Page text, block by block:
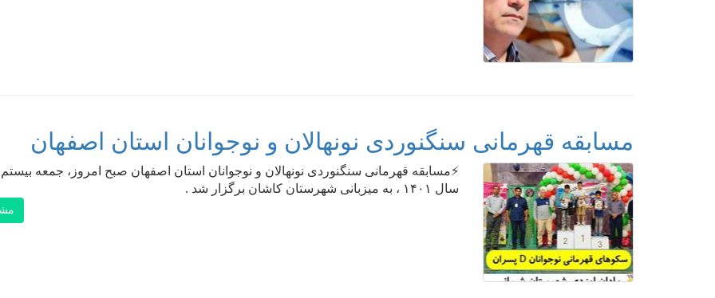
مسابقه قهرمانی سنگنوردی نونهالان و نوجوانان استان اصفهان
⚡️مسابقه قهرمانی سنگنوردی نونهالان و نوجوانان استان اصفهان صبح امروز، جمعه
سال ۱۴۰۱ ، به میزبانی شهرستان کاشان برگزار شد .